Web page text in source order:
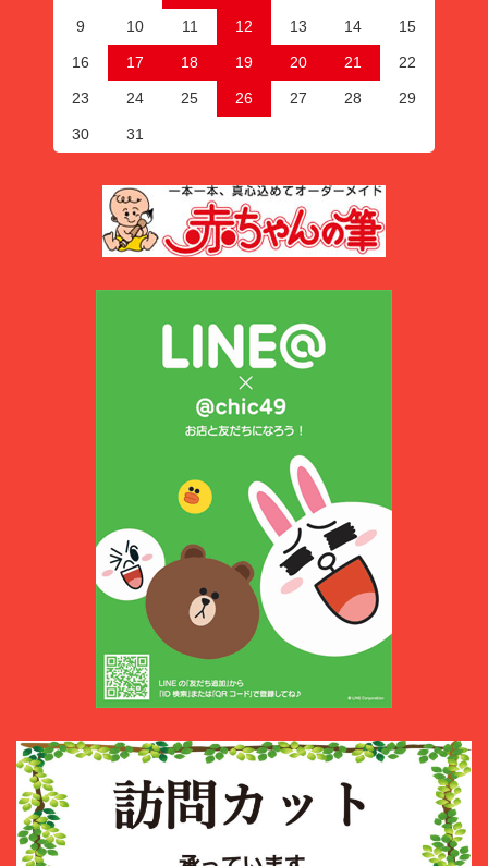
9 10 11 12 13 14 15
16 17 18 19 20 21 22
23 24 25 26 27 28 29
30 31